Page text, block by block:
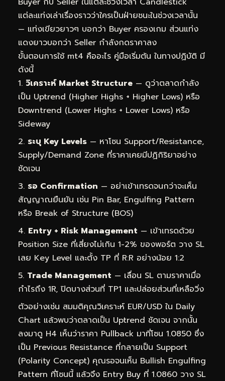
แต่ละแท่งเล่าเรื่องราวว่าใครเป็นฝ่ายชนะในช่วงเวลานั้น
— แท่งเขียวยาวๆ บอกว่า Buyer ครองเกม ส่วนแท่ง
แดงยาวบอกว่า Seller กำลังกดราคาลง
ขั้นตอนการใช้ mt4 คืออะไร คู่มือเริ่มต้น ในทางปฏิบัติ มี
ดังนี้
วิเคราะห์ Market Structure — ดูว่าตลาดกำลัง
เป็น Uptrend (Higher Highs + Higher Lows) หรือ
Downtrend (Lower Highs + Lower Lows) หรือ
Sideway
ระบุ Key Levels — หาโซน Support/Resistance,
Supply/Demand Zone ที่ราคาเคยมีปฏิกิริยาอย่าง
ชัดเจน
รอ Confirmation — อย่าเข้าเทรดจนกว่าจะเห็น
สัญญาณยืนยัน เช่น Pin Bar, Engulfing Pattern
หรือ Break of Structure (BOS)
Entry + Risk Management — เข้าเทรดด้วย
Position Size ที่เสี่ยงไม่เกิน 1-2% ของพอร์ต วาง SL
เลย Key Level และตั้ง TP ที่ R:R อย่างน้อย 1:2
Trade Management — เลื่อน SL ตามราคาเมื่อ
กำไรถึง 1R, ปิดบางส่วนที่ TP1 และปล่อยส่วนที่เหลือวิ่ง
ตัวอย่างเช่น สมมติคุณวิเคราะห์ EUR/USD ใน Daily
Chart แล้วพบว่าตลาดเป็น Uptrend ชัดเจน จากนั้น
ลงมาดู H4 เห็นว่าราคา Pullback มาที่โซน 1.0850 ซึ่ง
เป็น Previous Resistance ที่กลายเป็น Support
(Polarity Concept) คุณรอจนเห็น Bullish Engulfing
Pattern ที่โซนนี้ แล้วจึง Entry Buy ที่ 1.0860 วาง SL